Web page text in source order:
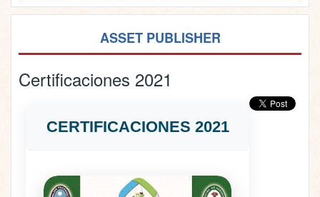
ASSET PUBLISHER
Certificaciones 2021
CERTIFICACIONES 2021